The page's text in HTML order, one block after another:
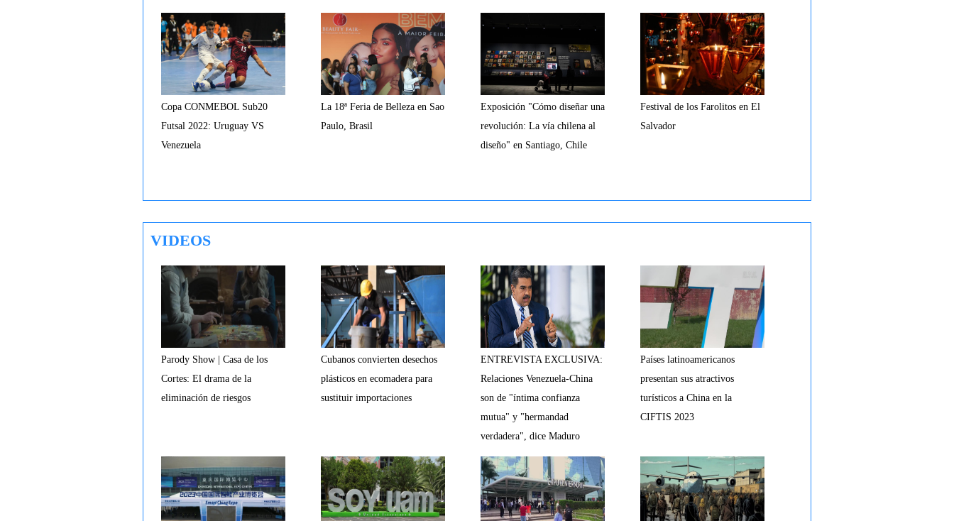
Copa CONMEBOL Sub20
Futsal 2022: Uruguay VS
Venezuela
La 18ª Feria de Belleza en Sao
Paulo, Brasil
Exposición "Cómo diseñar una
revolución: La vía chilena al
diseño" en Santiago, Chile
Festival de los Farolitos en El
Salvador
VIDEOS
Parody Show | Casa de los
Cortes: El drama de la
eliminación de riesgos
Cubanos convierten desechos
plásticos en ecomadera para
sustituir importaciones
ENTREVISTA EXCLUSIVA:
Relaciones Venezuela-China
son de "íntima confianza
mutua" y "hermandad
verdadera", dice Maduro
Países latinoamericanos
presentan sus atractivos
turísticos a China en la
CIFTIS 2023